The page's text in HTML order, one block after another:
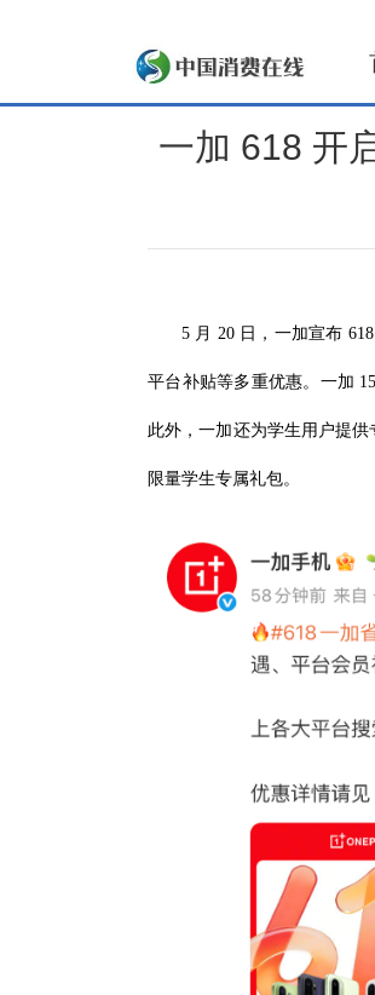
一加 618 开
5 月 20 日，一加宣布
平台补贴等多重优惠。一加
此外，一加还为学生用户提
限量学生专属礼包。